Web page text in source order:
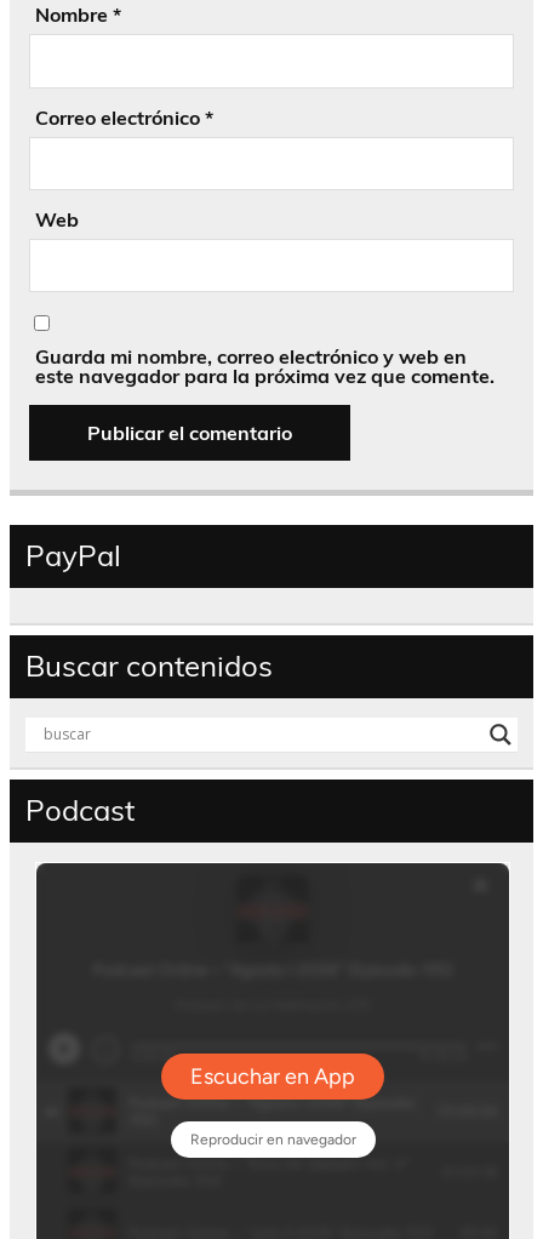
Nombre *
Correo electrónico *
Web
Guarda mi nombre, correo electrónico y web en
este navegador para la próxima vez que comente.
PayPal
Buscar contenidos
Podcast